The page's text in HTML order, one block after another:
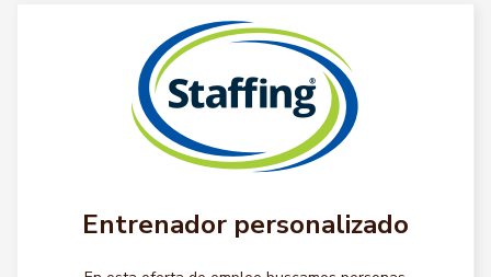
Entrenador personalizado